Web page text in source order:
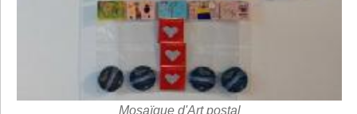
Mosaïque d'Art postal